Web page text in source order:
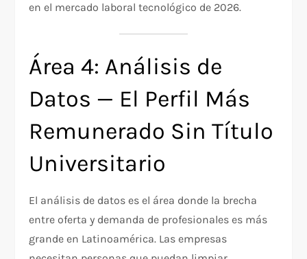
en el mercado laboral tecnológico de 2026.
Área 4: Análisis de
Datos — El Perfil Más
Remunerado Sin Título
Universitario
El análisis de datos es el área donde la brecha
entre oferta y demanda de profesionales es más
grande en Latinoamérica. Las empresas